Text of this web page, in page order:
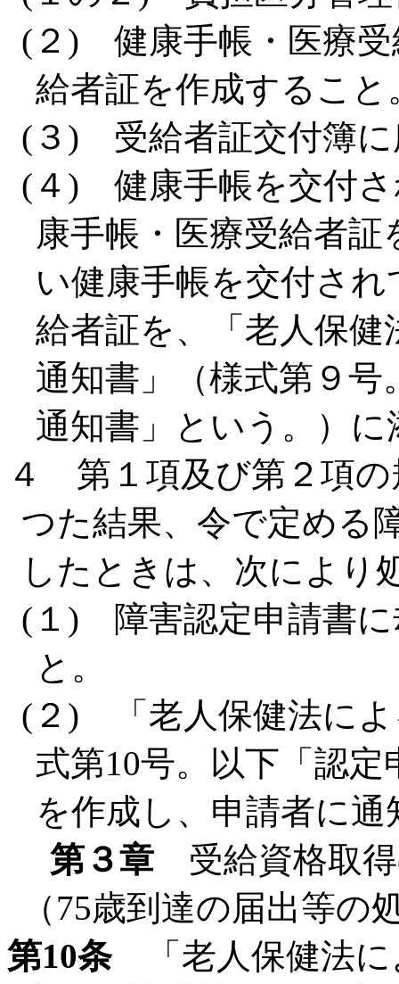
(２) 健康手帳・医療受
給者証を作成すること
(３) 受給者証交付簿に
(４) 健康手帳を交付さ
康手帳・医療受給者
い健康手帳を交付さ
給者証を、「老人保
通知書」（様式第９号
通知書」という。）
４ 第１項及び第２項の
つた結果、令で定める
したときは、次により
(１) 障害認定申請書に
と。
(２) 「老人保健法によ
式第10号。以下「認
を作成し、申請者に
第３章 受給資格取
（75歳到達の届出等の
第10条「老人保健法に